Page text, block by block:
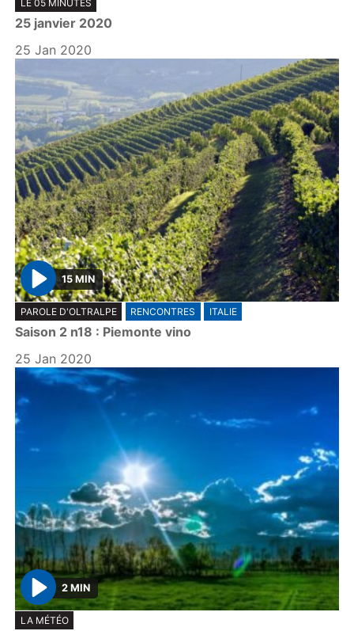
l
a
y
LE 05 MINUTES
25 janvier 2020
25 Jan 2020
P
l
a
y
15 MIN
PAROLE D'OLTRALPE RENCONTRES ITALIE
Saison 2 n18 : Piemonte vino
25 Jan 2020
P
l
2 MIN
LA MÉTÉO